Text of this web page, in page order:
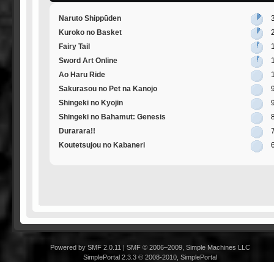
Naruto Shippūden
Kuroko no Basket
Fairy Tail
Sword Art Online
Ao Haru Ride
Sakurasou no Pet na Kanojo
Shingeki no Kyojin
Shingeki no Bahamut: Genesis
Durarara!!
Koutetsujou no Kabaneri
Powered by SMF 2.0.11
SMF © 2006–2009, Simple Machines LLC
SimplePortal 2.3.3 © 2008-2010, SimplePortal